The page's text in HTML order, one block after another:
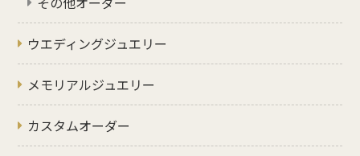
ウエディングジュエリー
メモリアルジュエリー
カスタムオーダー